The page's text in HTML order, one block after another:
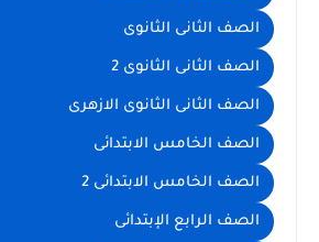
الصف الثانى الثانوى
الصف الثانى الثانوى 2
الصف الثانى الثانوى الازهرى
الصف الخامس الابتدائى
الصف الخامس الابتدائى 2
الصف الرابع الإبتدائى